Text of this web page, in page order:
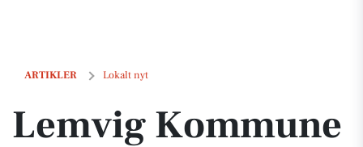
ARTIKLER Lokalt nyt
Lemvig Kommune modtager 1,5 millioner til projekt mod
Lemvig Kommune